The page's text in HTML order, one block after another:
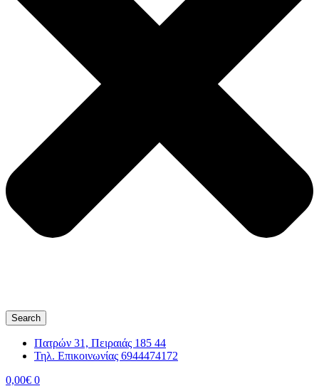
Search
Πατρών 31, Πειραιάς 185 44
Τηλ. Επικοινωνίας 6944474172
0,00€ 0